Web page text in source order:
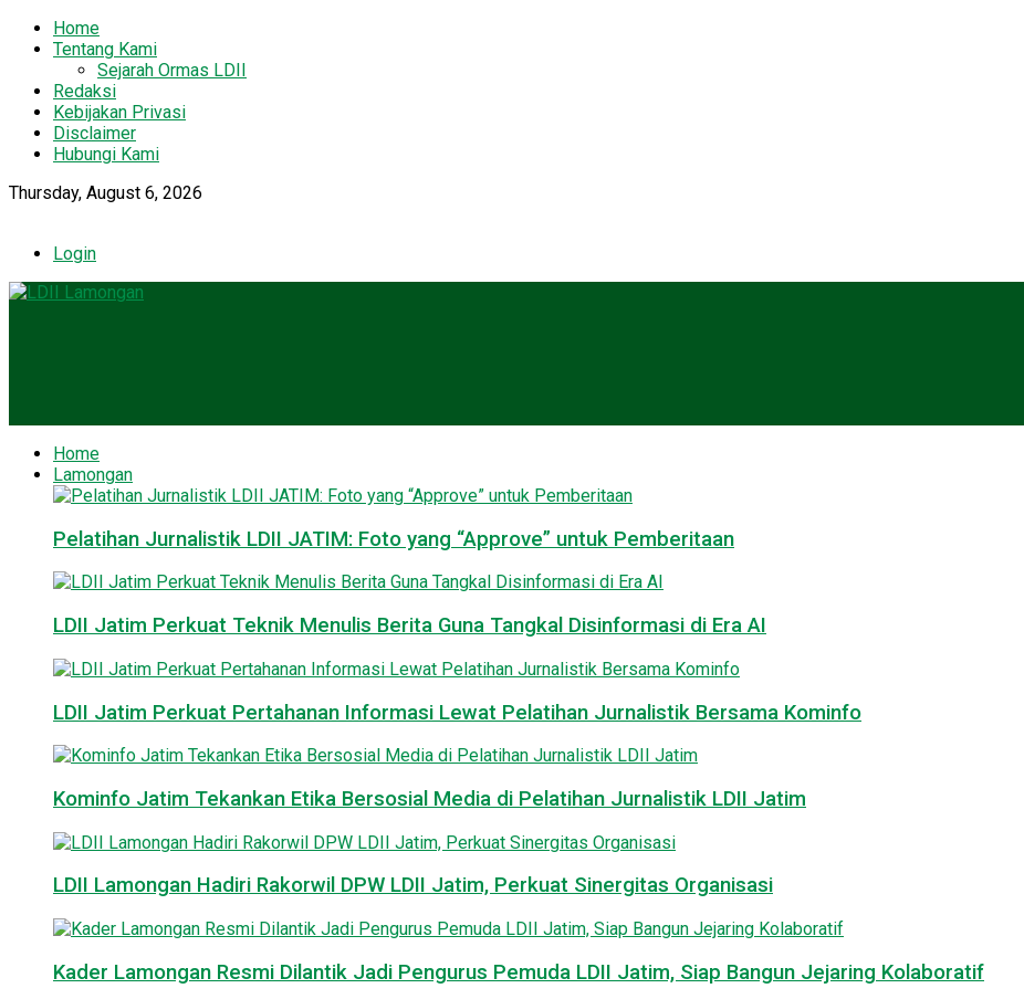
Home
Tentang Kami
Sejarah Ormas LDII
Redaksi
Kebijakan Privasi
Disclaimer
Hubungi Kami
Thursday, August 6, 2026
Login
Home
Lamongan
Pelatihan Jurnalistik LDII JATIM: Foto yang “Approve” untuk Pemberitaan
LDII Jatim Perkuat Teknik Menulis Berita Guna Tangkal Disinformasi di Era AI
LDII Jatim Perkuat Pertahanan Informasi Lewat Pelatihan Jurnalistik Bersama Kominfo
Kominfo Jatim Tekankan Etika Bersosial Media di Pelatihan Jurnalistik LDII Jatim
LDII Lamongan Hadiri Rakorwil DPW LDII Jatim, Perkuat Sinergitas Organisasi
Kader Lamongan Resmi Dilantik Jadi Pengurus Pemuda LDII Jatim, Siap Bangun Jejaring Kolaboratif